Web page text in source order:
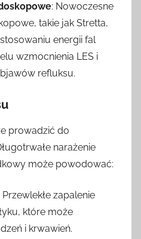
: Nowoczesne
takie jak Stretta,
energii fal
wzmocnienia LES i
refluksu.
prowadzić do
narażenie
może powodować:
Przewlekłe zapalenie
które może
i krwawień.